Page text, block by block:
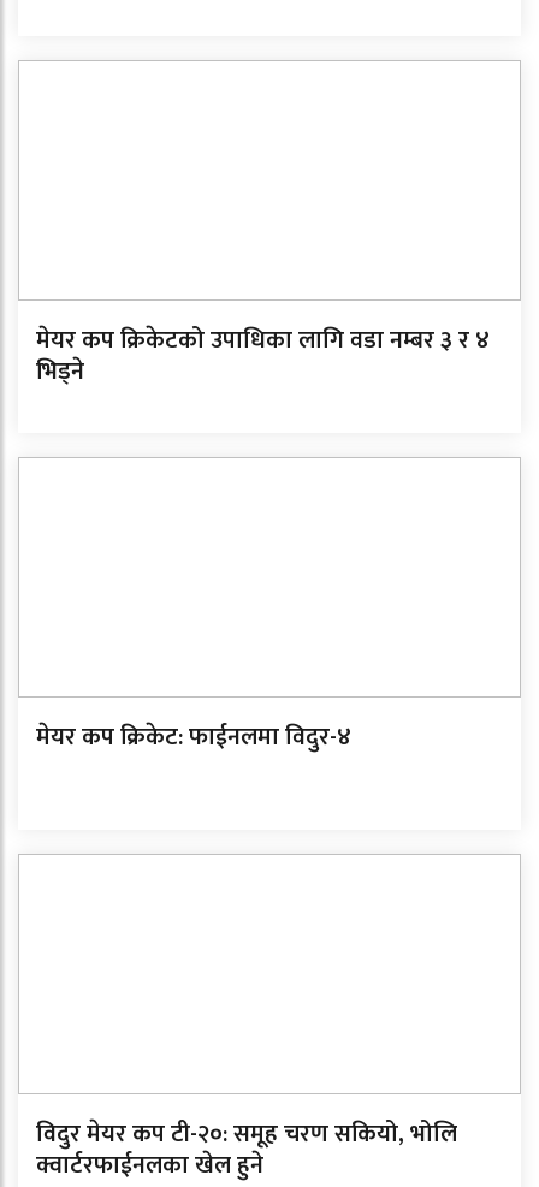
मेयर कप क्रिकेटको उपाधिका लागि वडा नम्बर ३ र ४
भिड्ने
मेयर कप क्रिकेट: फाईनलमा विदुर-४
विदुर मेयर कप टी-२०: समूह चरण सकियो, भोलि
क्वार्टरफाईनलका खेल हुने